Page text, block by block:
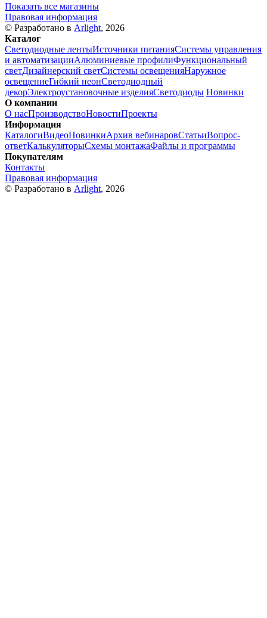
Показать все магазины
Правовая информация
© Разработано в Arlight, 2026
Каталог
Светодиодные лентыИсточники питанияСистемы управления
и автоматизацииАлюминиевые профилиФункциональный
светДизайнерский светСистемы освещенияНаружное
освещениеГибкий неонСветодиодный
декорЭлектроустановочные изделияСветодиоды Новинки
О компании
О насПроизводствоНовостиПроекты
Информация
КаталогиВидеоНовинкиАрхив вебинаровСтатьиВопрос-
ответКалькуляторыСхемы монтажаФайлы и программы
Покупателям
Контакты
Правовая информация
© Разработано в Arlight, 2026